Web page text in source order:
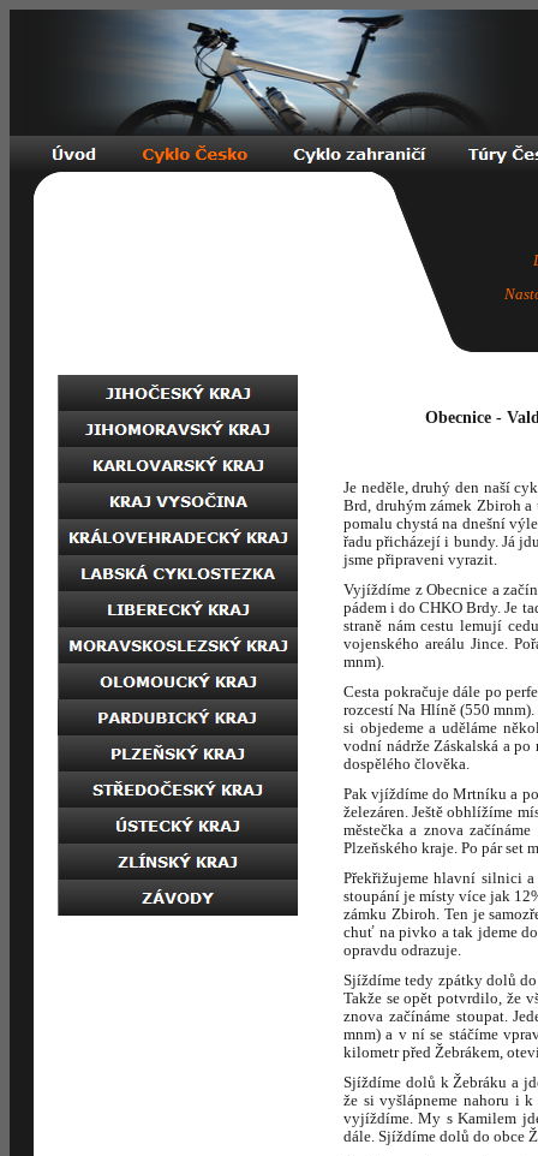
Obecnice -
Je neděle, druhý den naší
Brd, druhým zámek Zbiroh a
pomalu chystá na dnešní
řadu přicházejí i bundy. Já
jsme připraveni vyrazit.
Vyjíždíme z Obecnice a
pádem i do CHKO Brdy. Je
straně nám cestu lemují
vojenského areálu Jince.
mnm).
Cesta pokračuje dále po
rozcestí Na Hlíně (550
si objedeme a uděláme
vodní nádrže Záskalská a
dospělého člověka.
Pak vjíždíme do Mrtníku a
železáren. Ještě obhlížíme
městečka a znova
Plzeňského kraje. Po pár set
Překřižujeme hlavní silnici
stoupání je místy více jak
zámku Zbiroh. Ten je
chuť na pivko a tak jdeme
opravdu odrazuje.
Sjíždíme tedy zpátky dolů
Takže se opět potvrdilo, že
znova začínáme stoupat.
mnm) a v ní se stáčíme
kilometr před Žebrákem,
Sjíždíme dolů k Žebráku a
že si vyšlápneme nahoru i
vyjíždíme. My s Kamilem
dále. Sjíždíme dolů do obce